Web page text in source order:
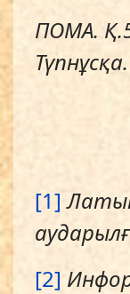
ПОМА.
[1]
[2]